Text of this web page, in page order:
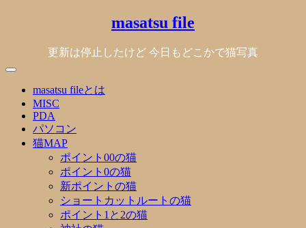
masatsu file
更新は停止したけど 今日もどこかで猫写真
masatsu fileとは
MISC
PDA
パソコン
猫MAP
ポイント00の猫
ポイント0の猫
新ポイントの猫
ショートカットルートの猫
ポイント1と2の猫